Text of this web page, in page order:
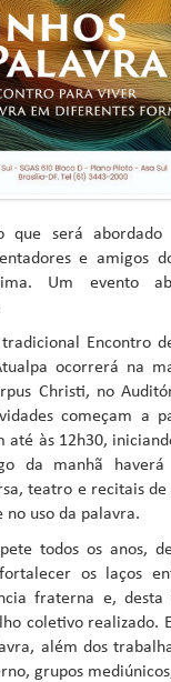
que será abordado
e amigos
Um evento
Encontro
ocorrerá na
Christi, no
começam a
até às 12h30,
da manhã haverá
teatro e recitais
no uso da palavra.
todos os anos,
os laços
fraterna e,
coletivo realizado.
além dos
grupos